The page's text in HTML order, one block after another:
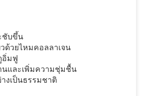
ชับขึ้น
ด้วยไหมคอลลาเจน
มฟู
และเพิ่มความชุ่มชื้น
งเป็นธรรมชาติ